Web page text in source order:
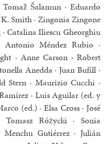
Šalamun · Eduardo
Smith · Zingonia Zingone
Catalina Iliescu Gheorghiu
Méndez Rubio ·
· Anne Carson · Robert
Anedda · Juan Bufill ·
Stern · Maurizio Cucchi ·
· Luis Aguilar (ed. y
(ed.) · Elsa Cross · José
Różycki · Sonia
Menchu Gutiérrez · Julián